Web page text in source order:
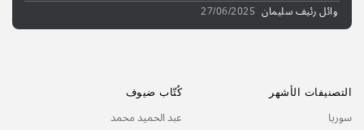
وائل رئيف سليمان 27/06/2025
التصنيفات الأشهر
سوريا
كُتّاب ضيوف
عبد الحميد محمد